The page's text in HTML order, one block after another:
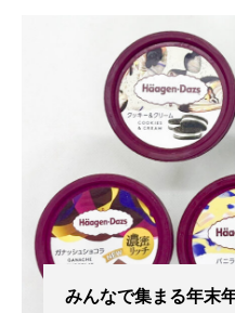
みんなで集まる年末